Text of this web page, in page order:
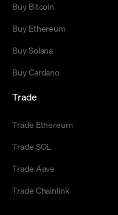
Buy Bitcoin
Buy Ethereum
Buy Solana
Buy Cardano
Trade
Trade Ethereum
Trade SOL
Trade Aave
Trade Chainlink